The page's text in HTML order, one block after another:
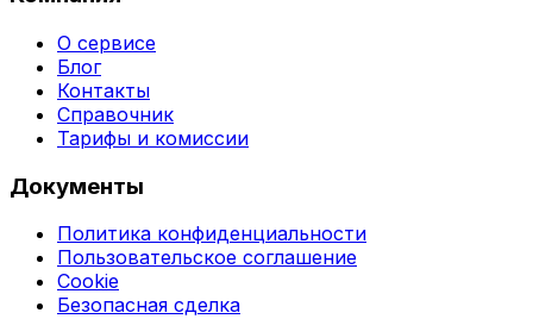
О сервисе
Блог
Контакты
Справочник
Тарифы и комиссии
Документы
Политика конфиденциальности
Пользовательское соглашение
Cookie
Безопасная сделка